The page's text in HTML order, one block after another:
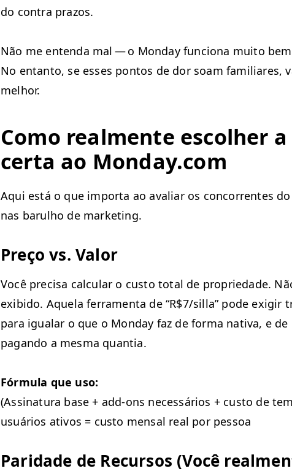
do con­tra prazos.
Não me enten­da mal — o Mon­day fun­ciona muito
No entan­to, se ess­es pon­tos de dor soam famil­iares,
melhor.
Como real­mente escol­her
cer­ta ao Mon​day​.com
Aqui está o que impor­ta ao avaliar os con­cor­rentes
nas barul­ho de marketing.
Preço vs. Valor
Você pre­cisa cal­cu­lar o cus­to total de pro­priedade.
exibido. Aque­la fer­ra­men­ta de “R$7/silla” pode exi­gir
para igualar o que o Mon­day faz de for­ma nati­va, e
pagan­do a mes­ma quantia.
Fór­mu­la que uso:
(Assi­natu­ra base + add-ons necessários + cus­to de
usuários ativos = cus­to men­sal real por pessoa
Pari­dade de Recur­sos (Você